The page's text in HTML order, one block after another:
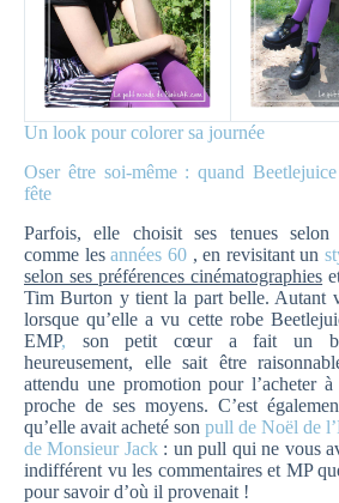
Un look pour colorer sa journée
Oser être soi-même : quand
fête
Parfois, elle choisit ses tenues selon
comme lesannées 60, en revisitant un
selon ses préférences cinématographies
Tim Burton y tient la part belle. Autant
lorsque qu’elle a vu cette robe
EMP, son petit cœur a fait un
heureusement, elle sait être
attendu une promotion pour l’acheter
proche de ses moyens. C’est
qu’elle avait acheté sonpull de Noël de
de Monsieur Jack: un pull qui ne vous
indifférent vu les commentaires et MP
pour savoir d’où il provenait !